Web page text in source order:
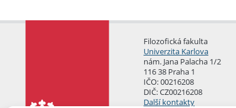
Filozofická fakulta
Univerzita Karlova
nám. Jana Palacha 1/2
116 38 Praha 1
IČO: 00216208
DIČ: CZ00216208
Další kontakty